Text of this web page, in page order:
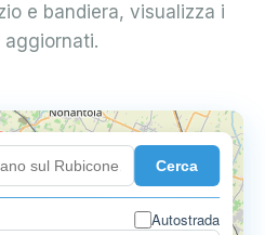
e bandiera, visualizza i
aggiornati.
Cerca
Autostrada
9